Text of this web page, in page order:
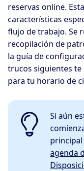
reservas online.
características
flujo de trabajo. Se
recopilación de
la guía de
trucos siguientes
para tu horario de
Si aún
agenda